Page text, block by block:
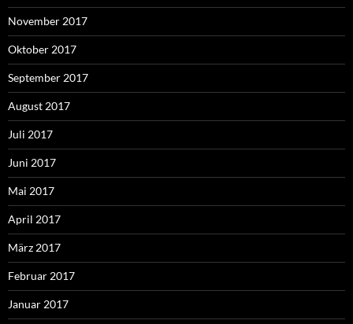
November 2017
Oktober 2017
September 2017
August 2017
Juli 2017
Juni 2017
Mai 2017
April 2017
März 2017
Februar 2017
Januar 2017